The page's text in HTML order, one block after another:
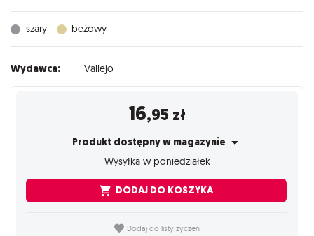
szary beżowy
Wydawca: Vallejo
16,95 zł
Produkt dostępny w magazynie
Wysyłka w poniedziałek
DODAJ DO KOSZYKA
Dodaj do listy życzeń